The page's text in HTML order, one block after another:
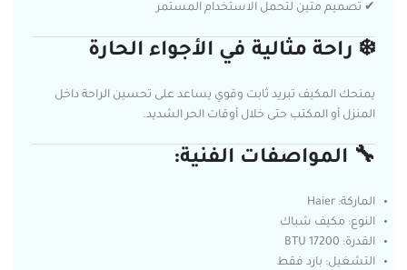
✔ تصميم متين لتحمل الاستخدام المستمر
❄️ راحة مثالية في الأجواء الحارة
يمنحك المكيف تبريد ثابت وقوي يساعد على تحسين الراحة داخل
المنزل أو المكتب حتى خلال أوقات الحر الشديد.
🔧 المواصفات الفنية:
الماركة: Haier
النوع: مكيف شباك
القدرة: 17200 BTU
التشغيل: بارد فقط